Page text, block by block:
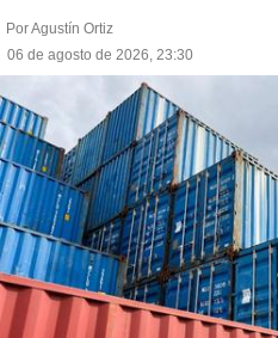
Por Agustín Ortiz
06 de agosto de 2026, 23:30